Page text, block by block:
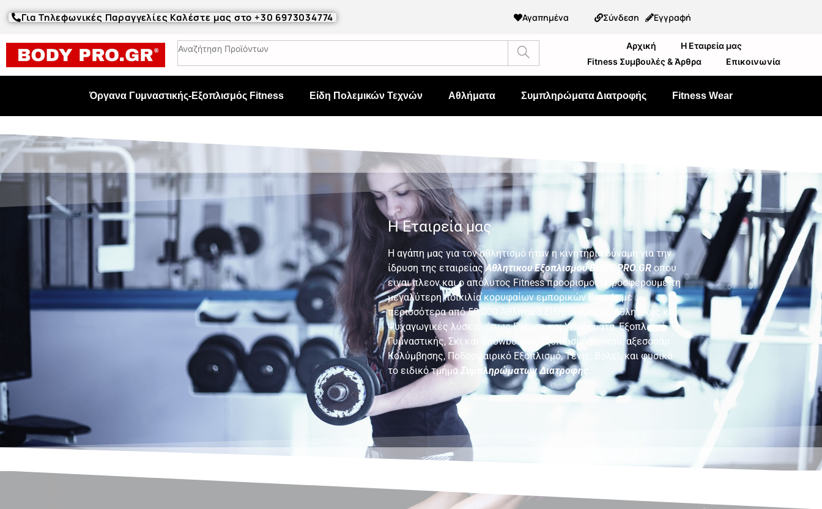
Για Τηλεφωνικές Παραγγελίες Καλέστε μας στο +30 6973034774 Αγαπημένα Σύνδεση Εγγραφή
Αρχική
Η Εταιρεία μας
Fitness Συμβουλές & Άρθρα
Επικοινωνία
Όργανα Γυμναστικής-Εξοπλισμός Fitness Είδη Πολεμικών Τεχνών Αθλήματα Συμπληρώματα Διατροφής Fitness Wear
Η Εταιρεία μας
Η αγάπη μας για τον αθλητισμό ήταν η κινητήρια δύναμη για την
ίδρυση της εταιρείαςΑθλητικου Εξοπλισμού BODY PRO.GR οπου
ειναι πλεον και ο απόλυτος Fitness προορισμος. Προσφέρουμε τη
μεγαλύτερη ποικιλία κορυφαίων εμπορικών Brands με
περισσότερα από 50.000 Αθλητικά Είδη, διάφορες Αθλητικές και
Ψυχαγωγικές λύσεις, όπως Ενδυση και Υποδήματα, Εξοπλισμό
Γυμναστικής, Σκι και Snowboards, Εξοπλισμό βουνου, αξεσουάρ
Κολύμβησης, Ποδοσφαιρικό Εξοπλισμό, Τένις, Βόλεϊ, και φυσικά
το ειδικό τμήμαΣυμπληρώματων Διατροφής.